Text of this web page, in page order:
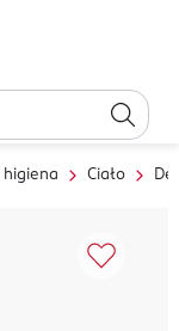
higiena Ciało